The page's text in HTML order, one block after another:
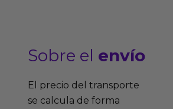
Sobre el envío
El precio del transporte
se calcula de forma